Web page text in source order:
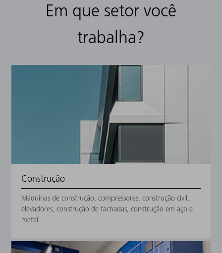
Em que setor você
trabalha?
Construção
Máquinas de construção, compressores, construção civil,
elevadores, construção de fachadas, construção em aço e
metal